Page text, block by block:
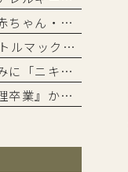
【皮膚科専門医の願い】赤ちゃん・子供のその湿疹、放置しないで！〜最新医学で守るお子様の肌〜
スプレンダーX vs ジェントルマックスプロプラス！医療脱毛・熱破壊式の最高峰機種を徹底比較！
新生活に間に合う！春休みに「ニキビ・毛穴」を集中ケアして自信をプラス
美肌への近道は『自己処理卒業』から。皮膚科で始める安心の医療脱毛ガイド